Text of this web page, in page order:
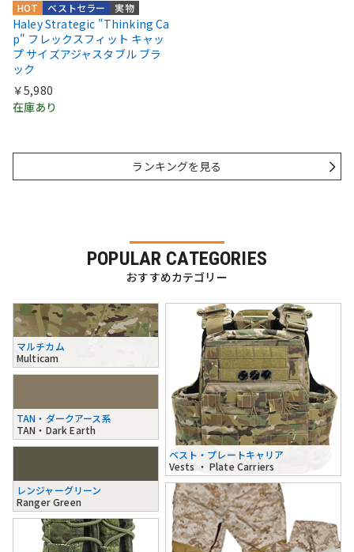
実物
ベストセラー
HOT
Haley Strategic "Thinking Ca
p" フレックスフィット キャッ
プ サイズアジャスタブル ブラ
ック
￥5,980
在庫あり
ランキングを見る
POPULAR CATEGORIES
おすすめカテゴリー
マルチカム
Multicam
TAN・ダークアース系
TAN・Dark Earth
レンジャーグリーン
Ranger Green
ベスト・プレートキャリア
Vests ・ Plate Carriers